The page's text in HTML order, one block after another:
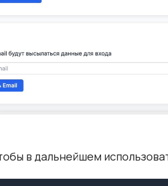
в дальнейшем